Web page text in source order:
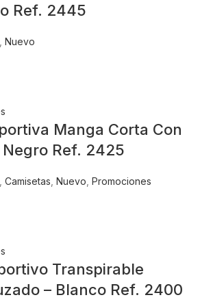
Ref. 2445
Nuevo
Manga Corta Con
Ref. 2425
Camisetas Nuevo Promociones
Transpirable
– Blanco Ref. 2400